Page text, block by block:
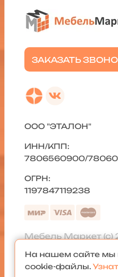
ЗАКАЗАТЬ
ООО "ЭТАЛОН"
ИНН/КПП:
7806560900/
ОГРН:
1197847119238
Мебель Маркет (с)
Политика
Карта сайта
На нашем сайте мы
cookie-файлы.